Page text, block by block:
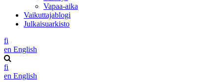
Vapaa-aika
Vaikuttajablogi
Julkaisuarkisto
fi
en English
fi
en English